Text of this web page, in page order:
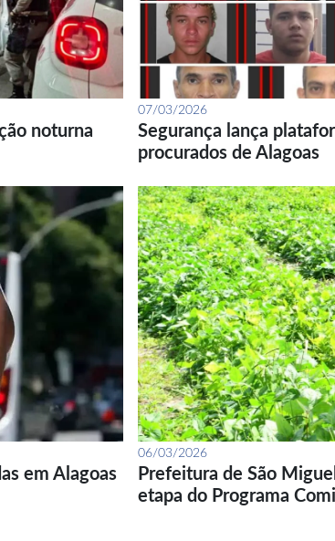
noturna
07/03/2026
Segurança lança
procurados de Alagoas
em Alagoas
06/03/2026
Prefeitura de São
etapa do Programa